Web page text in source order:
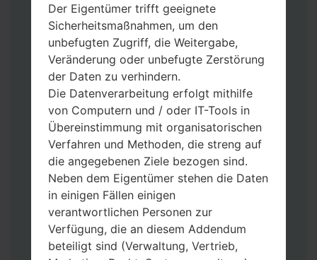
Laden Sie auf Ihren PC:
Version herunter.
Dann laden Sie die Firmware-Datei
herunter und entpacken Sie sie.
Der Eigentümer trifft geeignete
Sicherheitsmaßnahmen, um den
unbefugten Zugriff, die Weitergabe,
Veränderung oder unbefugte Zerstörung
der Daten zu verhindern.
Die Datenverarbeitung erfolgt mithilfe
von Computern und / oder IT-Tools in
Übereinstimmung mit organisatorischen
Verfahren und Methoden, die streng auf
die angegebenen Ziele bezogen sind.
Neben dem Eigentümer stehen die Daten
in einigen Fällen einigen
verantwortlichen Personen zur
Verfügung, die an diesem Addendum
beteiligt sind (Verwaltung, Vertrieb,